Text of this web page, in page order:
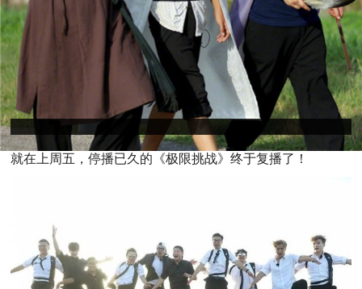
就在上周五，停播已久的《极限挑战》终于复播了！